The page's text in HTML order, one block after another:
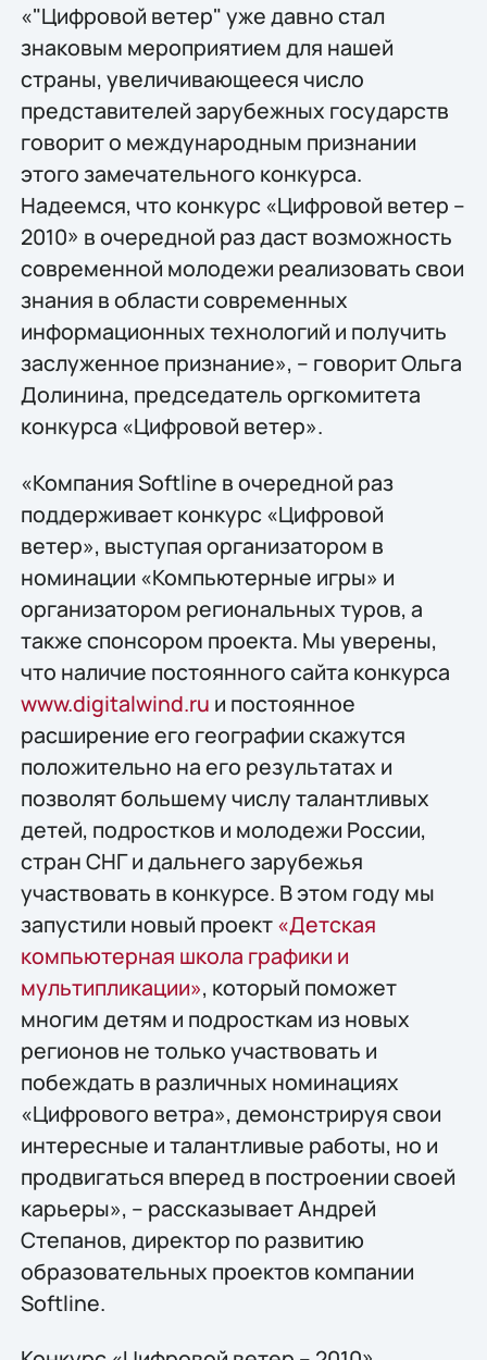
«"Цифровой ветер" уже давно стал
знаковым мероприятием для нашей
страны, увеличивающееся число
представителей зарубежных государств
говорит о международным признании
этого замечательного конкурса.
Надеемся, что конкурс «Цифровой ветер –
2010» в очередной раз даст возможность
современной молодежи реализовать свои
знания в области современных
информационных технологий и получить
заслуженное признание», – говорит Ольга
Долинина, председатель оргкомитета
конкурса «Цифровой ветер».
«Компания Softline в очередной раз
поддерживает конкурс «Цифровой
ветер», выступая организатором в
номинации «Компьютерные игры» и
организатором региональных туров, а
также спонсором проекта. Мы уверены,
что наличие постоянного сайта конкурса
www.digitalwind.ru и постоянное
расширение его географии скажутся
положительно на его результатах и
позволят большему числу талантливых
детей, подростков и молодежи России,
стран СНГ и дальнего зарубежья
участвовать в конкурсе. В этом году мы
запустили новый проект«Детская
компьютерная школа графики и
мультипликации», который поможет
многим детям и подросткам из новых
регионов не только участвовать и
побеждать в различных номинациях
«Цифрового ветра», демонстрируя свои
интересные и талантливые работы, но и
продвигаться вперед в построении своей
карьеры», – рассказывает Андрей
Степанов, директор по развитию
образовательных проектов компании
Softline.